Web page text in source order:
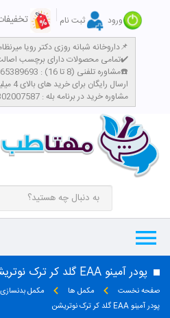
ورود ثبت نام
داروخانه شبانه روزی دکتر رویا میرنظامی📌
تمامی محصولات دارای برچسب اصالت کالا و سیب سلامت میباشند✔️
مشاوره تلفنی (8 تا 16) : 02165389693☎️
​ارسال رایگان برای خرید های بالای 4 میلیون تومان با پست پیشتاز
مشاوره خرید در برنامه بله : 09302007587
پودر آمینو EAA گلد کر ترک نوتریشن
صفحه نخست مکمل ها مکمل بدنسازی
پودر آمینو EAA گلد کر ترک نوتریشن